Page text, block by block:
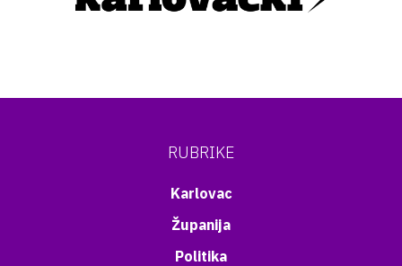
RUBRIKE
Karlovac
Županija
Politika